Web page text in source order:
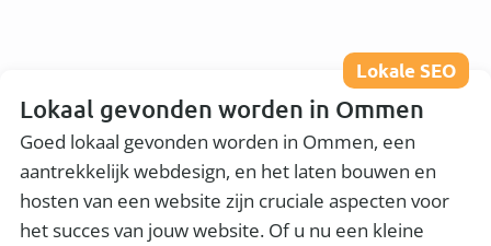
Lokale SEO
Lokaal gevonden worden in Ommen
Goed lokaal gevonden worden in Ommen, een
aantrekkelijk webdesign, en het laten bouwen en
hosten van een website zijn cruciale aspecten voor
het succes van jouw website. Of u nu een kleine